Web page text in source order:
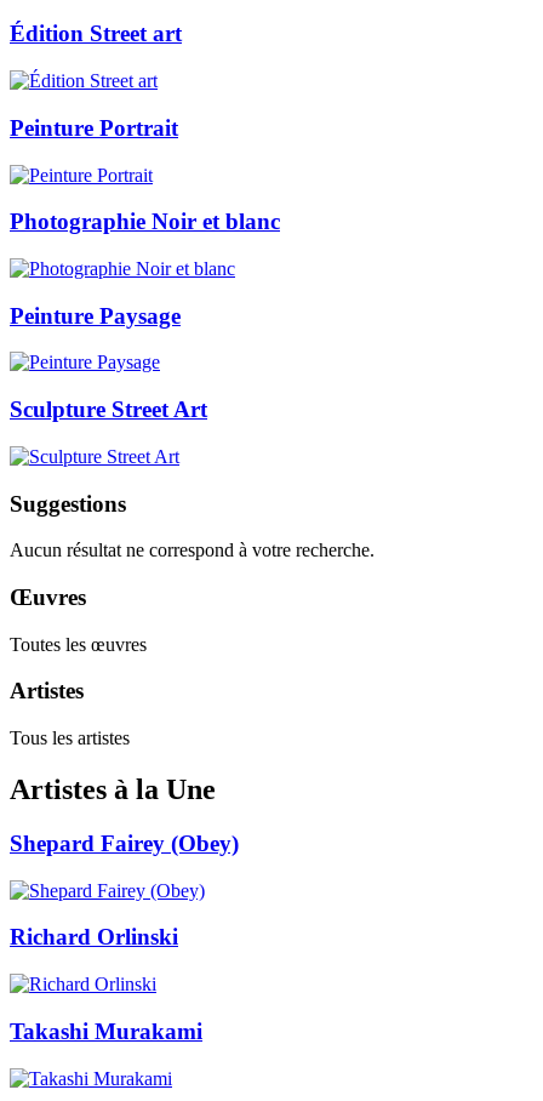
Édition Street art
Peinture Portrait
Photographie Noir et blanc
Peinture Paysage
Sculpture Street Art
Suggestions
Aucun résultat ne correspond à votre recherche.
Œuvres
Toutes les œuvres
Artistes
Tous les artistes
Artistes à la Une
Shepard Fairey (Obey)
Richard Orlinski
Takashi Murakami